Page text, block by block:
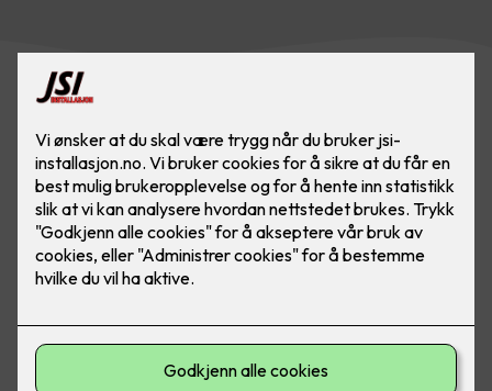
næringsbygg, kan bedriften din bli helt eller delvis
uavhengig av strømprodusenter!